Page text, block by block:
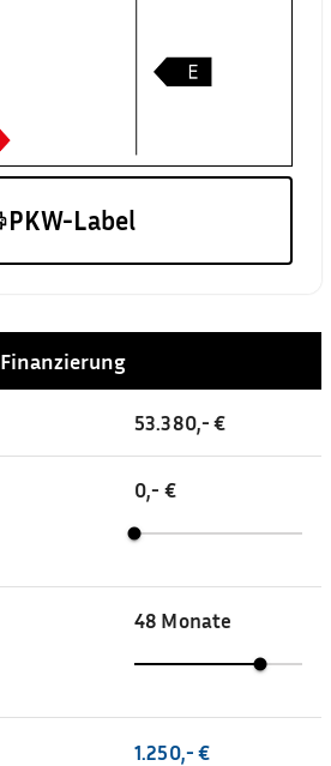
PKW-Label
Finanzierung
53.380,- €
0,- €
48 Monate
1.250,- €